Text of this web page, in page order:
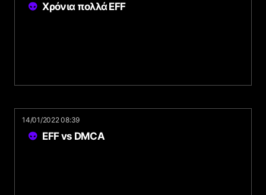
Χρόνια πολλά EFF
14/01/2022 08:39
EFF vs DMCA